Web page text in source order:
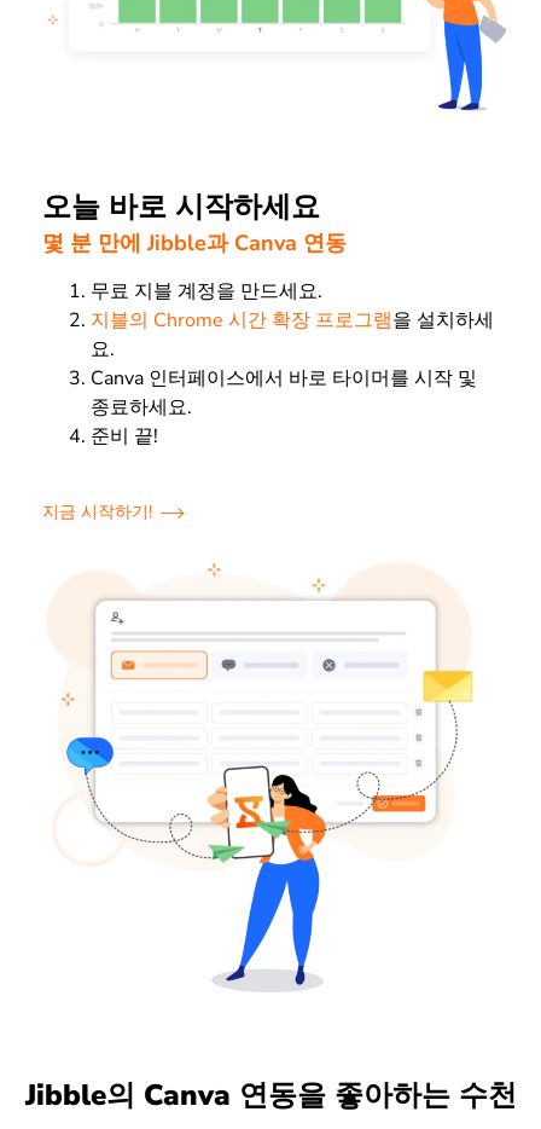
오늘 바로 시작하세요
몇 분 만에 Jibble과 Canva 연동
무료 지블 계정을 만드세요.
지블의 Chrome 시간 확장 프로그램을 설치하세
요.
Canva 인터페이스에서 바로 타이머를 시작 및
종료하세요.
준비 끝!
지금 시작하기!
Jibble의 Canva 연동을 좋아하는 수천